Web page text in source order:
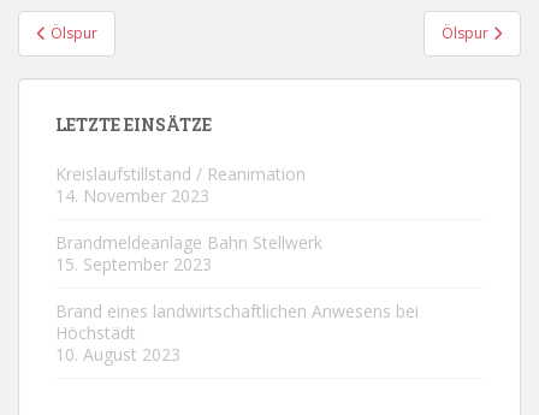
Beitragsnavigation
Ölspur Ölspur
LETZTE EINSÄTZE
Kreislaufstillstand / Reanimation
14. November 2023
Brandmeldeanlage Bahn Stellwerk
15. September 2023
Brand eines landwirtschaftlichen Anwesens bei
Höchstädt
10. August 2023